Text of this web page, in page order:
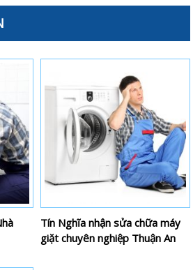
Tín Nghĩa nhận sửa chữa máy
giặt chuyên nghiệp Thuận An